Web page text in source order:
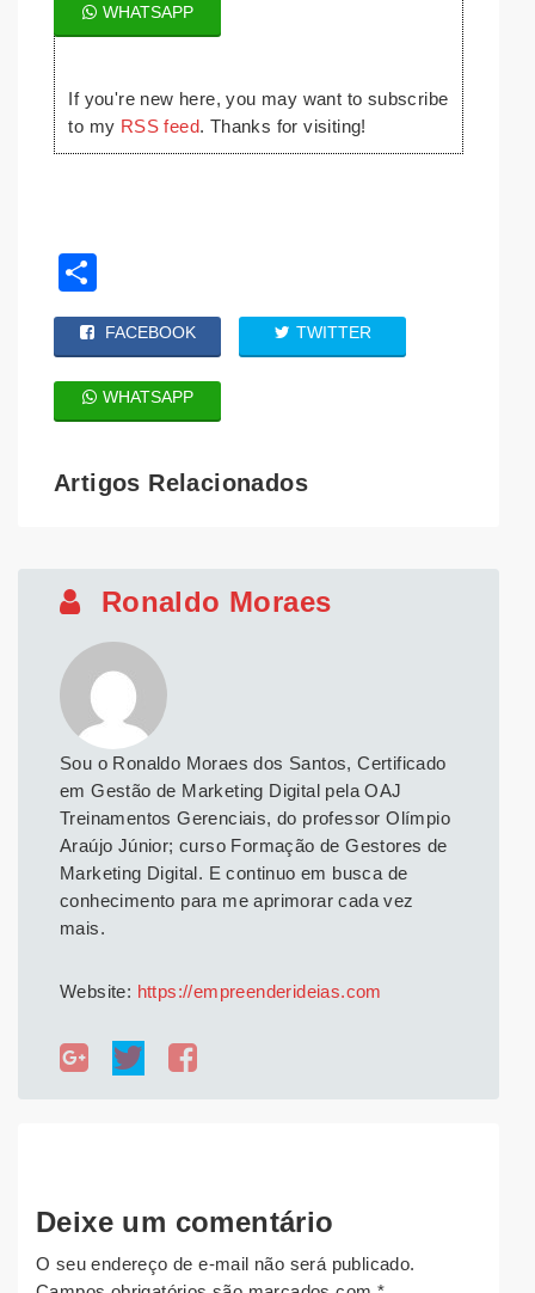
WHATSAPP
If you're new here, you may want to subscribe
to my RSS feed. Thanks for visiting!
FACEBOOK TWITTER
WHATSAPP
Artigos Relacionados
Ronaldo Moraes
Sou o Ronaldo Moraes dos Santos, Certificado
em Gestão de Marketing Digital pela OAJ
Treinamentos Gerenciais, do professor Olímpio
Araújo Júnior; curso Formação de Gestores de
Marketing Digital. E continuo em busca de
conhecimento para me aprimorar cada vez
mais.
Website: https://empreenderideias.com
Deixe um comentário
O seu endereço de e-mail não será publicado.